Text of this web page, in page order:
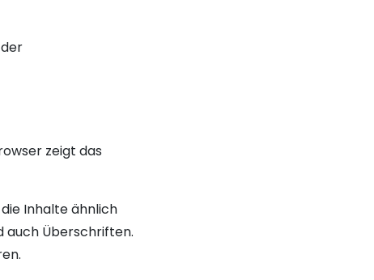
zeigt das
Inhalte ähnlich
auch Überschriften.